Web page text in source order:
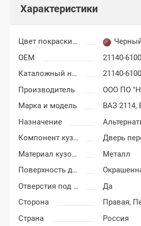
Характеристики
Цвет покраски ВАЗ 2113, 2114, 2115
OEM
21140-
Каталожный номер
21140-
Производитель
ООО ПО
Марка и модель
ВАЗ 2114,
Назначение
Компонент кузова
Дверь
Материал кузовных деталей
Металл
Поверхность двери
Отверстия под молдинг
Да
Сторона
Правая,
Страна
Россия